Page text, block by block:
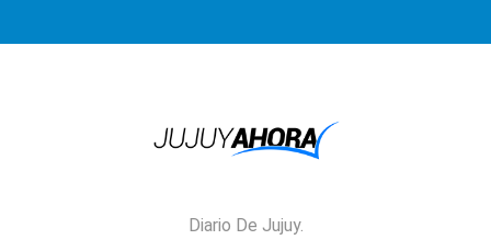
Jujuy Ahora!
Diario De Jujuy.